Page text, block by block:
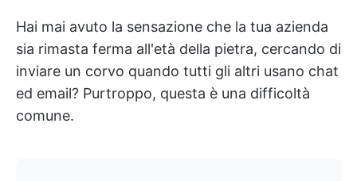
Hai mai avuto la sensazione che la tua azienda
sia rimasta ferma all'età della pietra, cercando di
inviare un corvo quando tutti gli altri usano chat
ed email? Purtroppo, questa è una difficoltà
comune.